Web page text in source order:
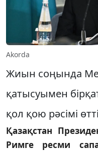
Akorda
Жиын соңында
қатысуымен
қол қою рәсімі
Қазақстан
Римге ресми